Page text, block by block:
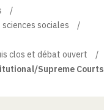
sociales
clos et débat ouvert
Supreme Courts